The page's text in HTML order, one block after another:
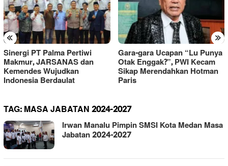
« »
Sinergi PT Palma Pertiwi
Makmur, JARSANAS dan
Kemendes Wujudkan
Indonesia Berdaulat
Gara-gara Ucapan “Lu Punya
Otak Enggak?”, PWI Kecam
Sikap Merendahkan Hotman
Paris
TAG:MASA JABATAN 2024-2027
Irwan Manalu Pimpin SMSI Kota Medan Masa
Jabatan 2024-2027